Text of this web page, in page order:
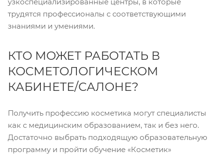
трудятся профессионалы с соответствующими
знаниями и умениями.
КТО МОЖЕТ РАБОТАТЬ В
КОСМЕТОЛОГИЧЕСКОМ
КАБИНЕТЕ/САЛОНЕ?
Получить профессию косметика могут специалисты
как с медицинским образованием, так и без него.
Достаточно выбрать подходящую образовательную
программу и пройти обучение «Косметик»